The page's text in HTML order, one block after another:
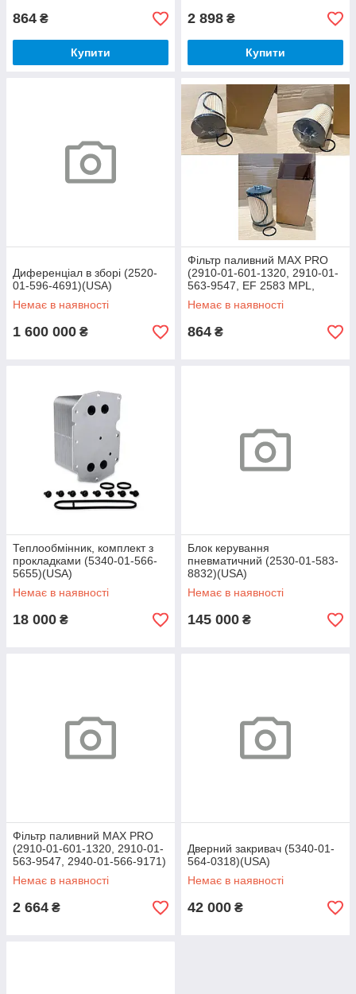
864 ₴
Купити
2 898 ₴
Купити
Диференціал в зборі (2520-
01-596-4691)(USA)
Немає в наявності
1 600 000 ₴
Фільтр паливний MAX PRO
(2910-01-601-1320, 2910-01-
563-9547, EF 2583 MPL,
P550824, WF10149) (CHINA)
Немає в наявності
864 ₴
Теплообмінник, комплект з
прокладками (5340-01-566-
5655)(USA)
Немає в наявності
18 000 ₴
Блок керування
пневматичний (2530-01-583-
8832)(USA)
Немає в наявності
145 000 ₴
Фільтр паливний MAX PRO
(2910-01-601-1320, 2910-01-
563-9547, 2940-01-566-9171)
(CHINA)
Немає в наявності
2 664 ₴
Дверний закривач (5340-01-
564-0318)(USA)
Немає в наявності
42 000 ₴